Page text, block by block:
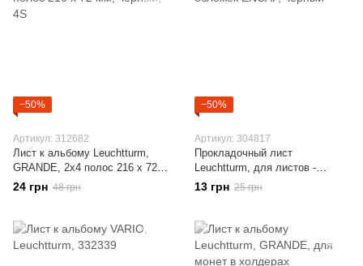
−50%
Артикул: 312682
Лист к альбому Leuchtturm,
GRANDE, 2x4 полос 216 х 72
мм, черный, 4S
24 грн 48 грн
−50%
Артикул: 304817
Прокладочный лист
Leuchtturm, для листов -
обложек ENCAP, черный
13 грн 25 грн